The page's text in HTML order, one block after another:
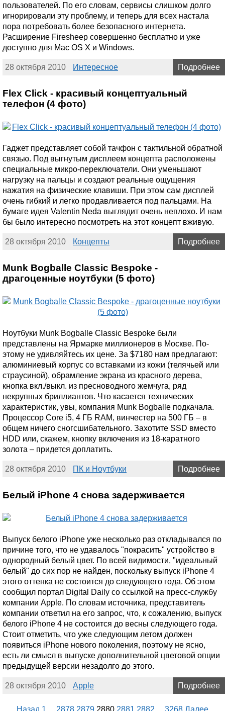
пользователей. По его словам, сервисы слишком долго
игнорировали эту проблему, и теперь для всех настала
пора потребовать более безопасного интернета.
Расширение Firesheep совершенно бесплатно и уже
доступно для Mac OS X и Windows.
28 октября 2010 Интересное Подробнее
Flex Click - красивый концептуальный
телефон (4 фото)
Гаджет представляет собой тачфон с тактильной обратной
связью. Под выгнутым дисплеем концепта расположены
специальные микро-переключатели. Они уменьшают
нагрузку на пальцы и создают реальные ощущения
нажатия на физические клавиши. При этом сам дисплей
очень гибкий и легко продавливается под пальцами. На
бумаге идея Valentin Neda выглядит очень неплохо. И нам
бы было интересно посмотреть на этот концепт вживую.
28 октября 2010 Концепты Подробнее
Munk Bogballe Classic Bespoke -
драгоценные ноутбуки (5 фото)
Ноутбуки Munk Bogballe Classic Bespoke были
представлены на Ярмарке миллионеров в Москве. По-
этому не удивляйтесь их цене. За $7180 нам предлагают:
алюминиевый корпус со вставками из кожи (телячьей или
страусиной), обрамление экрана из красного дерева,
кнопка вкл./выкл. из пресноводного жемчуга, ряд
некрупных бриллиантов. Что касается технических
характеристик, увы, компания Munk Bogballe подкачала.
Процессор Core i5, 4 ГБ RAM, винчестер на 500 ГБ – в
общем ничего сногсшибательного. Захотите SSD вместо
HDD или, скажем, кнопку включения из 18-каратного
золота – придется доплатить.
28 октября 2010 ПК и Ноутбуки Подробнее
Белый iPhone 4 снова задерживается
Выпуск белого iPhone уже несколько раз откладывался по
причине того, что не удавалось "покрасить" устройство в
однородный белый цвет. По всей видимости, "идеальный
белый" до сих пор не найден, поскольку выпуск iPhone 4
этого оттенка не состоится до следующего года. Об этом
сообщил портал Digital Daily со ссылкой на пресс-службу
компании Apple. По словам источника, представитель
компании ответил на его запрос, что, к сожалению, выпуск
белого iPhone 4 не состоится до весны следующего года.
Стоит отметить, что уже следующим летом должен
появиться iPhone нового поколения, поэтому не ясно,
есть ли смысл в выпуске дополнительной цветовой опции
предыдущей версии незадолго до этого.
28 октября 2010 Apple Подробнее
Назад 1 2878 2879 2880 2881 2882 3268 Далее